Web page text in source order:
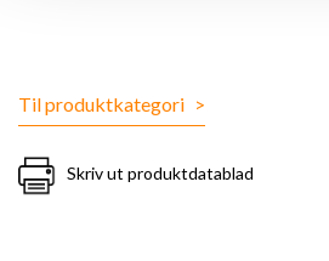
Til produktkategori >
Skriv ut produktdatablad